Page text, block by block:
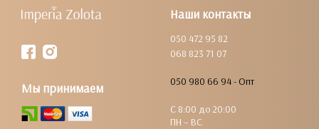
Наши контакты
050 472 95 82
068 823 71 07
050 980 66 94 - Опт
С 8:00 до 20:00
ПН – ВС
Мы принимаем